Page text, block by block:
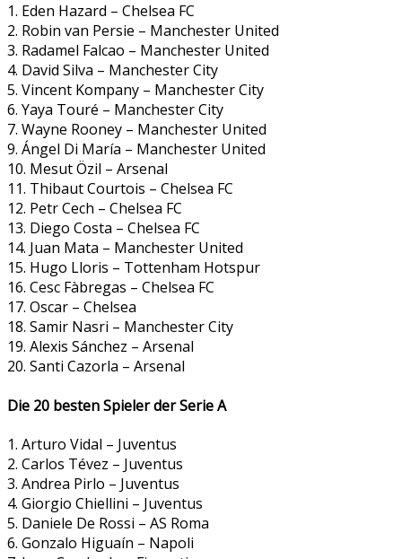
1. Eden Hazard – Chelsea FC
2. Robin van Persie – Manchester United
3. Radamel Falcao – Manchester United
4. David Silva – Manchester City
5. Vincent Kompany – Manchester City
6. Yaya Touré – Manchester City
7. Wayne Rooney – Manchester United
9. Ángel Di María – Manchester United
10. Mesut Özil – Arsenal
11. Thibaut Courtois – Chelsea FC
12. Petr Cech – Chelsea FC
13. Diego Costa – Chelsea FC
14. Juan Mata – Manchester United
15. Hugo Lloris – Tottenham Hotspur
16. Cesc Fàbregas – Chelsea FC
17. Oscar – Chelsea
18. Samir Nasri – Manchester City
19. Alexis Sánchez – Arsenal
20. Santi Cazorla – Arsenal
Die 20 besten Spieler der Serie A
1. Arturo Vidal – Juventus
2. Carlos Tévez – Juventus
3. Andrea Pirlo – Juventus
4. Giorgio Chiellini – Juventus
5. Daniele De Rossi – AS Roma
6. Gonzalo Higuaín – Napoli